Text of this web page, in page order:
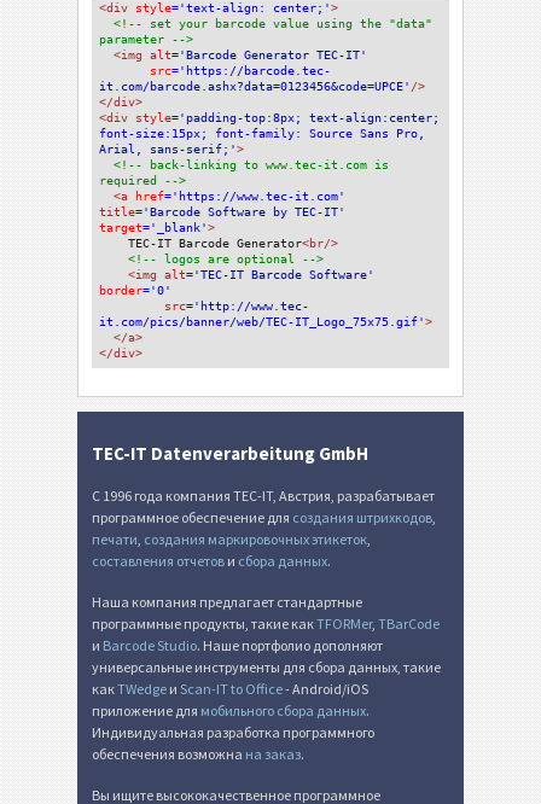
<div style='text-align: center;'>
<!-- set your barcode value using the "data"
parameter -->
<img alt='Barcode Generator TEC-IT'
src='https://barcode.tec-
it.com/barcode.ashx?data=0123456&code=UPCE' />
</div>
<div style='padding-top:8px; text-align:center;
font-size:15px; font-family: Source Sans Pro,
Arial, sans-serif;'>
<!-- back-linking to www.tec-it.com is
required -->
<a href='https://www.tec-it.com'
title='Barcode Software by TEC-IT'
target='_blank'>
TEC-IT Barcode Generator<br/>
<!-- logos are optional -->
<img alt='TEC-IT Barcode Software'
border='0'
src='http://www.tec-
it.com/pics/banner/web/TEC-IT_Logo_75x75.gif'>
</a>
</div>
TEC-IT Datenverarbeitung GmbH
С 1996 года компания TEC-IT, Австрия, разрабатывает
программное обеспечение для создания штрихкодов,
печати, создания маркировочных этикеток,
составления отчетов и сбора данных.
Наша компания предлагает стандартные
программные продукты, такие какTFORMer, TBarCode
и Barcode Studio. Наше портфолио дополняют
универсальные инструменты для сбора данных, такие
какTWedge и Scan-IT to Office- Android/iOS
приложение для мобильного сбора данных.
Индивидуальная разработка программного
обеспечения возможна на заказ.
Вы ищите высококачественное программное